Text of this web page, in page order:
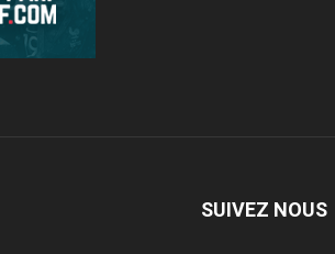
SUIVEZ NOUS